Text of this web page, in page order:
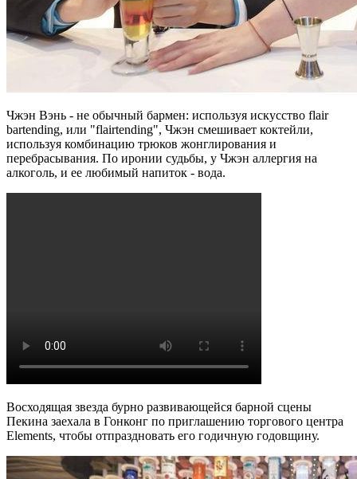
Чжэн Вэнь - не обычный бармен: используя искусство flair
bartending, или "flairtending", Чжэн смешивает коктейли,
используя комбинацию трюков жонглирования и
перебрасывания. По иронии судьбы, у Чжэн аллергия на
алкоголь, и ее любимый напиток - вода.
Восходящая звезда бурно развивающейся барной сцены
Пекина заехала в Гонконг по приглашению торгового центра
Elements, чтобы отпраздновать его годичную годовщину.